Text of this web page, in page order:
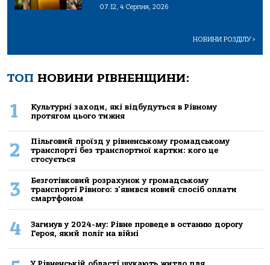
07:12, 4 Серпня, 2026
НОВИНИ РОЗДІЛУ>
ТОП НОВИНИ РІВНЕНЩИНИ:
1
Культурні заходи, які відбудуться в Рівному
протягом цього тижня
2
Пільговий проїзд у рівненському громадському
транспорті без транспортної картки: кого це
стосується
3
Безготівковий розрахунок у громадському
транспорті Рівного: з'явився новий спосіб оплати
смартфоном
4
Загинув у 2024-му: Рівне проведе в останню дорогу
Героя, який поліг на війні